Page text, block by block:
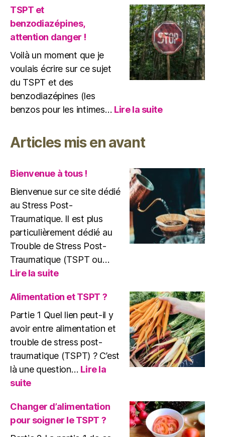
et
TSPTC
:
mon
usage
TSPT et
benzodiazépines,
attention danger !
Voilà un moment que je
voulais écrire sur ce sujet
du TSPT et des
benzodiazépines (les
benzos pour les intimes… Lire la suite:
Articles mis en avant
Bienvenue à tous !
Bienvenue sur ce site dédié
au Stress Post-
Traumatique. Il est plus
particulièrement dédié au
Trouble de Stress Post-
Traumatique (TSPT ou…
Lire la suite:
à
!
Alimentation et TSPT ?
Partie 1 Quel lien peut-il y
avoir entre alimentation et
trouble de stress post-
traumatique (TSPT) ? C’est
là une question… Lire la
suite:
et
TSPT
?
Changer d’alimentation
pour soigner le TSPT ?